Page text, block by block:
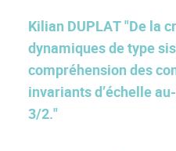
Kilian DUPLAT "De la
dynamiques de type
compréhension des
invariants d’échelle
3/2."